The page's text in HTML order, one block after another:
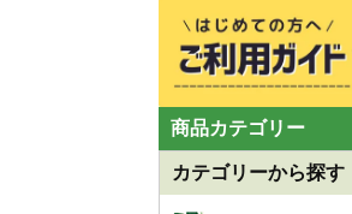
商品カテゴリー
カテゴリーから探す